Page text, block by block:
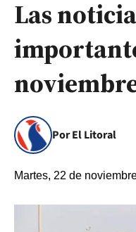
Las
Por El Litoral
Martes, 22 de